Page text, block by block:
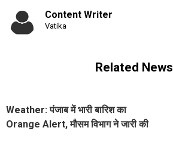
Content Writer
Vatika
Related News
Weather: पंजाब में भारी बारिश का
Orange Alert, मौसम विभाग ने जारी की